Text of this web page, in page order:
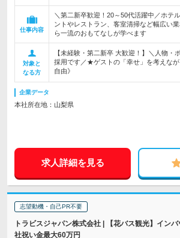
仕事内容
＼第二新卒歓迎！20～50代活躍中／ホテ
ントやレストラン、客室清掃など幅広い
ら一流のおもてなしが学べます
対象と
なる方
【未経験・第二新卒 大歓迎！】＼人物・
採用です／★ゲストの「幸せ」を考えな
自由》
企業データ
本社所在地：山梨県
求人詳細を見る
志望動機・自己PR不要
トラビスジャパン株式会社 | 【花バス観光】イン
社祝い金最大60万円